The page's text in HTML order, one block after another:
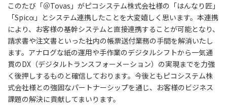
このたび「＠Tovas」がピコシステム株式会社様の「はんなり匠」
「Spicα」とシステム連携したことを大変嬉しく思います。本連携
により、お客様の基幹システムと直接連携することが可能となり、
請求書や注文書といった社内の帳票送付業務の手間を解消いたし
ます。アナログな紙の運用や手作業のデジタルシフトから一気通
貫のDX（デジタルトランスフォーメーション）の実現までを力強
く後押しするものと確信しております。今後ともピコシステム株
式会社様との強固なパートナーシップを通じ、お客様のビジネス
課題の解決に貢献してまいります。